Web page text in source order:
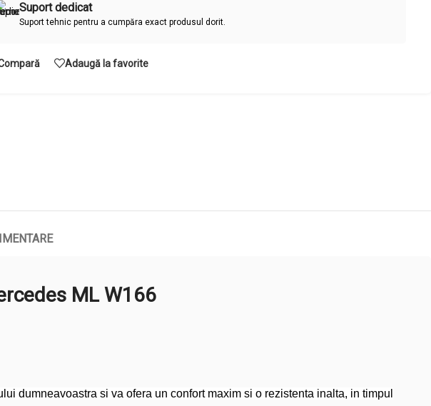
Suport dedicat
Suport tehnic pentru a cumpăra exact produsul dorit.
Adaugă la favorite
ML W166
dumneavoastra si va ofera un confort maxim si o rezistenta inalta, in timpul